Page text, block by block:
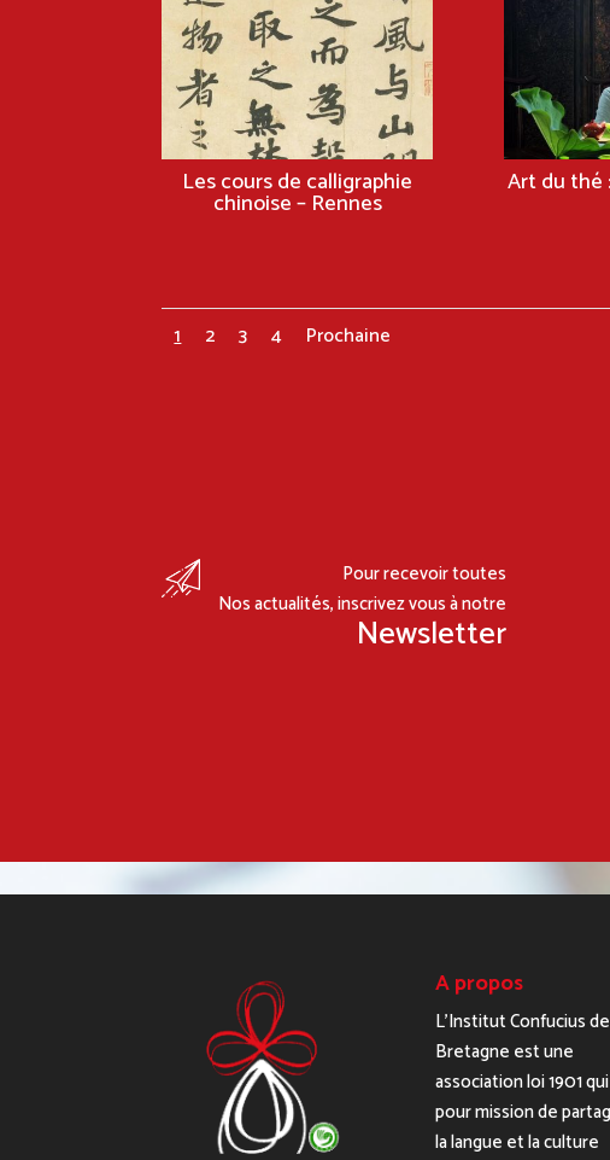
Les cours de calligraphie
chinoise – Rennes
Art du thé
1 2 3 4 Prochaine
Pour recevoir toutes
Nos actualités, inscrivez vous à notre
Newsletter
A propos
L’Institut Confucius de
Bretagne est une
association loi 1901
pour mission de
la langue et la culture